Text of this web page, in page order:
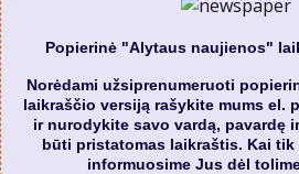
Popierinė "Alytaus naujienos"
Norėdami užsiprenumeruoti
laikraščio versiją rašykite mums el.
ir nurodykite savo vardą, pavardę
būti pristatomas laikraštis. Kai
informuosime Jus dėl